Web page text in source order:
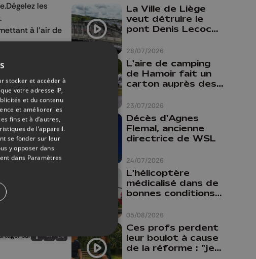
les
à l’air de
la société de
sera facturé
sur
Partagez sur FaceBook
Partagez sur LinkedIn
Partagez sur Whatsapp
28/07/2026
La Ville de Liège
veut détruire le
pont Denis Lecocq
budget pour le
faire
23/07/2026
L'aire de camping
de Hamoir fait un
carton auprès des
24/07/2026
Décès d'Agnes
Flemal, ancienne
directrice de WSL
05/08/2026
L'hélicoptère
médicalisé dans de
bonnes conditions à
Ces profs perdent
leur boulot à cause
de la réforme : "je
stocker et accéder à
votre adresse IP,
et du contenu
et améliorer les
fins et à d’autres,
de l’appareil.
se fonder sur leur
y opposer dans
dans Paramètres